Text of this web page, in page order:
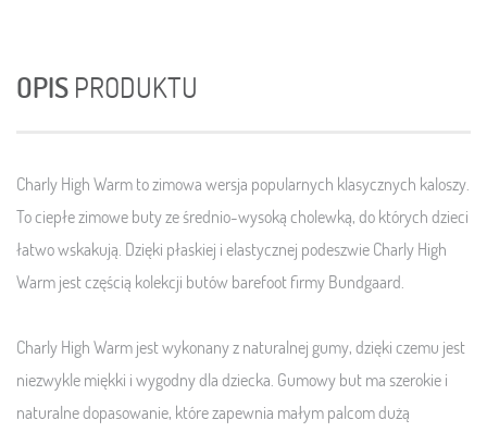
OPIS PRODUKTU
Charly High Warm to zimowa wersja popularnych klasycznych kaloszy.
To ciepłe zimowe buty ze średnio-wysoką cholewką, do których dzieci
łatwo wskakują. Dzięki płaskiej i elastycznej podeszwie Charly High
Warm jest częścią kolekcji butów barefoot firmy Bundgaard.
Charly High Warm jest wykonany z naturalnej gumy, dzięki czemu jest
niezwykle miękki i wygodny dla dziecka. Gumowy but ma szerokie i
naturalne dopasowanie, które zapewnia małym palcom dużą